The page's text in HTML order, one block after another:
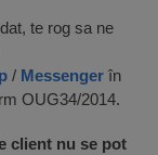
te rog sa ne
/ Messenger în
OUG34/2014.
client nu se pot